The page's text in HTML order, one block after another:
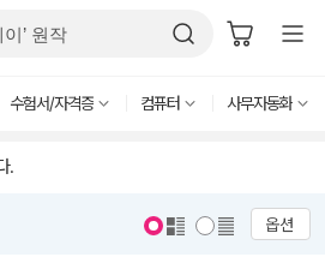
수험서/자격증 컴퓨터 사무자동화
.
옵션